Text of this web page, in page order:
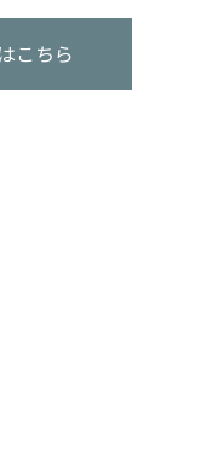
こちら